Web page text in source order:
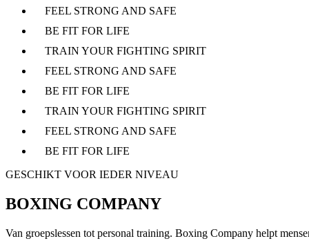
FEEL STRONG AND SAFE
BE FIT FOR LIFE
TRAIN YOUR FIGHTING SPIRIT
FEEL STRONG AND SAFE
BE FIT FOR LIFE
TRAIN YOUR FIGHTING SPIRIT
FEEL STRONG AND SAFE
BE FIT FOR LIFE
GESCHIKT VOOR IEDER NIVEAU
BOXING COMPANY
Van groepslessen tot personal training. Boxing Company helpt